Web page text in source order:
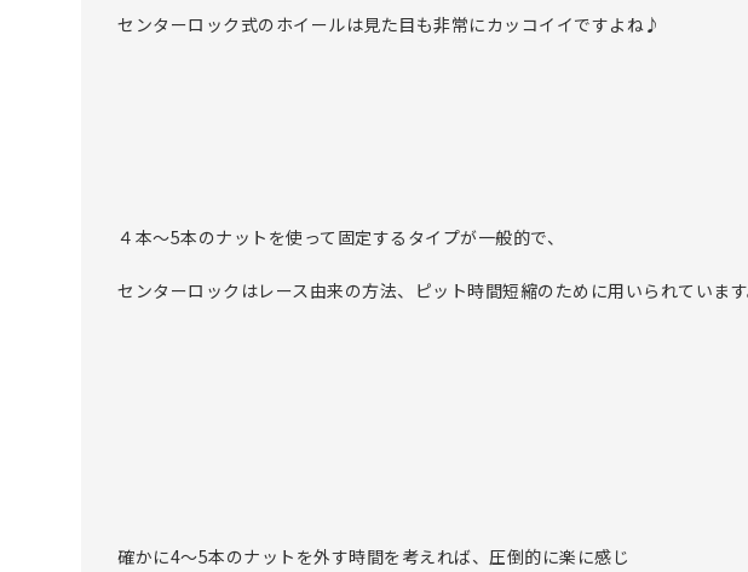
センターロック式のホイールは見た目も非常にカッコイイですよね♪
４本～5本のナットを使って固定するタイプが一般的で、
センターロックはレース由来の方法、ピット時間短縮のために用いられています
確かに4～5本のナットを外す時間を考えれば、圧倒的に楽に感じ